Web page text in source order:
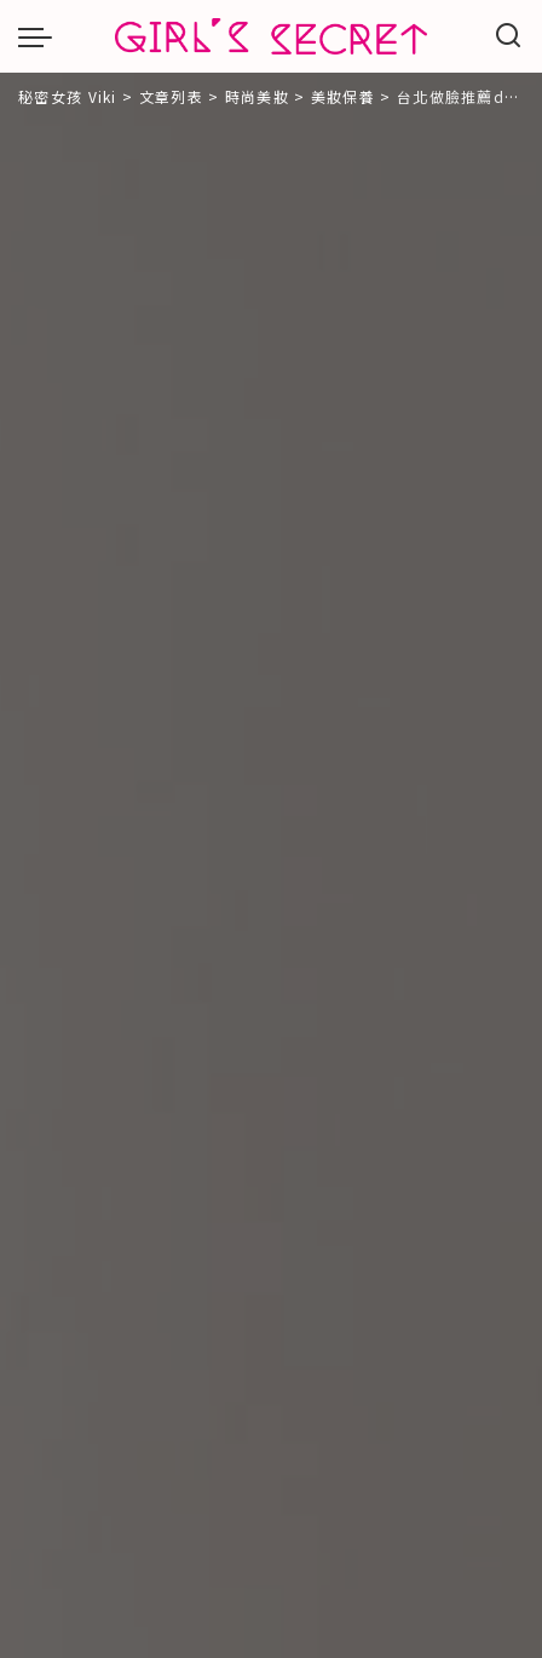
秘密女孩 Viki > 文章列表 > 時尚美妝 > 美妝保養 > 台北做臉推薦dcard。La PARLER帕蕾拉日式美容｜有感拉提小臉魔法。溫感奇肌美容課程